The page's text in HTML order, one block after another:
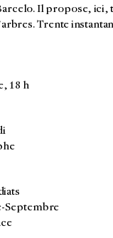
Il propose, ici,
Trente
18 h
Septembre